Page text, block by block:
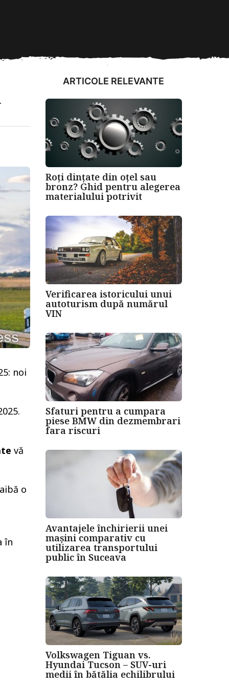
noi
vă
o
în
ARTICOLE RELEVANTE
Roți dințate din oțel sau
bronz? Ghid pentru alegerea
materialului potrivit
Verificarea istoricului unui
autoturism după numărul
VIN
Sfaturi pentru a cumpara
piese BMW din dezmembrari
fara riscuri
Avantajele închirierii unei
mașini comparativ cu
utilizarea transportului
public în Suceava
Volkswagen Tiguan vs.
Hyundai Tucson – SUV-uri
medii în bătălia echilibrului